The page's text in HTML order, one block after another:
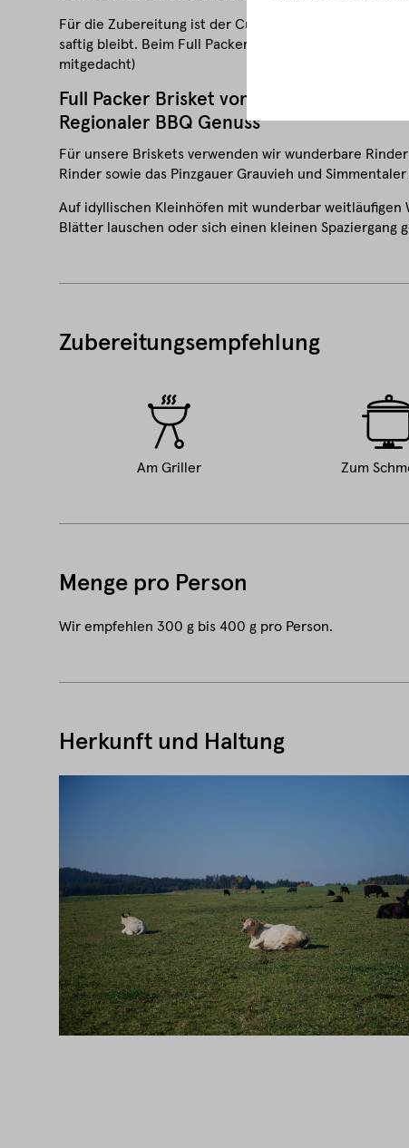
Für die Zubereitung ist der Cut bereits von Haus aus
saftig bleibt. Beim Full Packer Brisket ist das ein
mitgedacht)
Full Packer Brisket von Fitmeat
Regionaler BBQ Genuss
Für unsere Briskets verwenden wir wunderbare
Rinder sowie das Pinzgauer Grauvieh und
Auf idyllischen Kleinhöfen mit wunderbar weitläufigen
Blätter lauschen oder sich einen kleinen Spaziergang
Zubereitungsempfehlung
Am Griller Zum
Menge pro Person
Wir empfehlen 300 g bis 400 g pro Person.
Herkunft und Haltung